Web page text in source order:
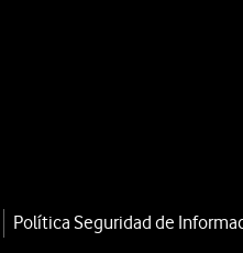
Política Seguridad de